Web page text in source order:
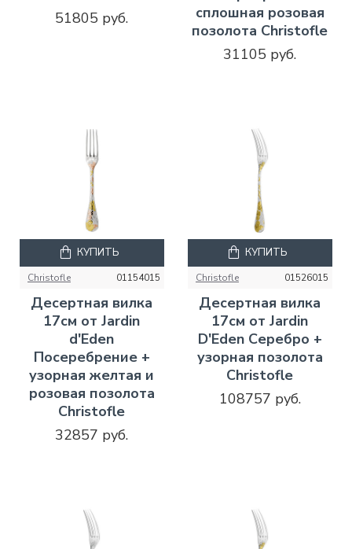
51805 руб.
сплошная розовая
позолота Christofle
31105 руб.
Christofle 01154015
Десертная вилка
17см от Jardin
d'Eden
Посеребрение +
узорная желтая и
розовая позолота
Christofle
32857 руб.
КУПИТЬ
Christofle 01526015
Десертная вилка
17см от Jardin
D'Eden Серебро +
узорная позолота
Christofle
108757 руб.
КУПИТЬ